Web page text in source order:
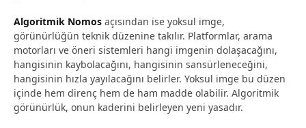
Algoritmik Nomos açısından ise yoksul imge,
görünürlüğün teknik düzenine takılır. Platformlar, arama
motorları ve öneri sistemleri hangi imgenin dolaşacağını,
hangisinin kaybolacağını, hangisinin sansürleneceğini,
hangisinin hızla yayılacağını belirler. Yoksul imge bu düzen
içinde hem direnç hem de ham madde olabilir. Algoritmik
görünürlük, onun kaderini belirleyen yeni yasadır.